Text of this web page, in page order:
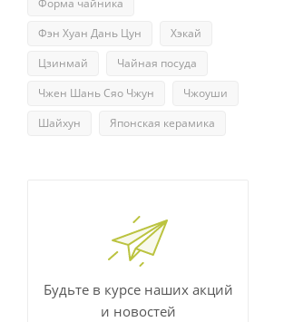
Форма чайника
Фэн Хуан Дань Цун
Хэкай
Цзинмай
Чайная посуда
Чжен Шань Сяо Чжун
Чжоуши
Шайхун
Японская керамика
Будьте в курсе наших акций
и новостей